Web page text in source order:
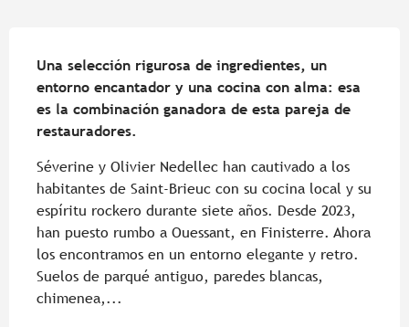
Una selección rigurosa de ingredientes, un
entorno encantador y una cocina con alma: esa
es la combinación ganadora de esta pareja de
restauradores.
Séverine y Olivier Nedellec han cautivado a los
habitantes de Saint-Brieuc con su cocina local y su
espíritu rockero durante siete años. Desde 2023,
han puesto rumbo a Ouessant, en Finisterre. Ahora
los encontramos en un entorno elegante y retro.
Suelos de parqué antiguo, paredes blancas,
chimenea,...